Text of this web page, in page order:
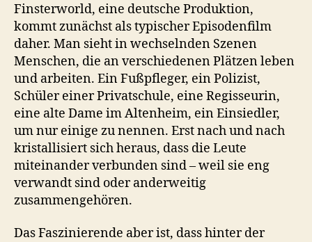
Finsterworld, eine deutsche Produktion,
kommt zunächst als typischer Episodenfilm
daher. Man sieht in wechselnden Szenen
Menschen, die an verschiedenen Plätzen leben
und arbeiten. Ein Fußpfleger, ein Polizist,
Schüler einer Privatschule, eine Regisseurin,
eine alte Dame im Altenheim, ein Einsiedler,
um nur einige zu nennen. Erst nach und nach
kristallisiert sich heraus, dass die Leute
miteinander verbunden sind – weil sie eng
verwandt sind oder anderweitig
zusammengehören.
Das Faszinierende aber ist, dass hinter der